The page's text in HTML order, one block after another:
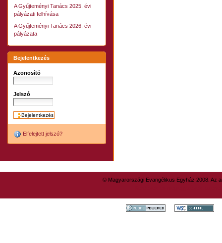
A Gyűjteményi Tanács 2025. évi
pályázati felhívása
A Gyűjteményi Tanács 2026. évi
pályázata
Bejelentkezés
Azonosító
Jelszó
Elfelejtett jelszó?
© Magyarországi Evangélikus Egyház 2008. Az